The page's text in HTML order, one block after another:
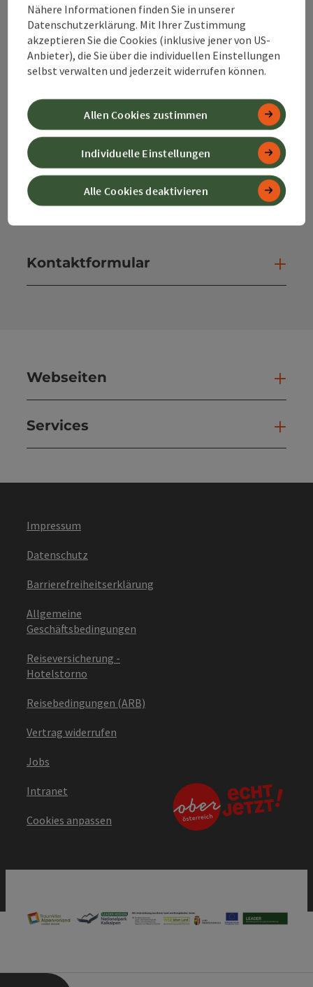
Bahnhofstraße 2
4580 Windischgarsten
+43 50 360 360 360
info@360alpenland.com
InstagramFacebookYouTube
Kontaktformular
Webseiten
Services
Impressum
Datenschutz
Barrierefreiheitserklärung
Allgemeine
Geschäftsbedingungen
Reiseversicherung -
Hotelstorno
Reisebedingungen (ARB)
Vertrag widerrufen
Jobs
Intranet
Cookies anpassen
Nähere Informationen finden Sie in unserer
Datenschutzerklärung. Mit Ihrer Zustimmung
akzeptieren Sie die Cookies (inklusive jener von US-
Anbieter), die Sie über die individuellen Einstellungen
selbst verwalten und jederzeit widerrufen können.
Alle Cookies deaktivieren
Individuelle Einstellungen
Allen Cookies zustimmen